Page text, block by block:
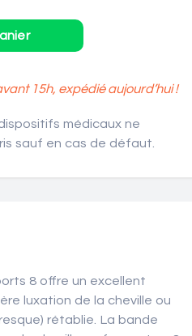
15h, expédié aujourd’hui !
médicaux ne
sauf en cas de défaut.
8 offre un excellent
luxation de la cheville ou
rétablie. La bande